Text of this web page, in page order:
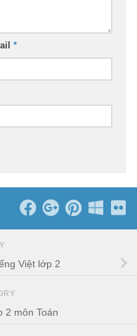
*
Việt lớp 2
2 môn Toán